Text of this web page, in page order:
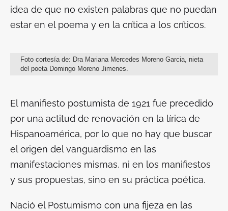
idea de que no existen palabras que no puedan
estar en el poema y en la crítica a los críticos.
Foto cortesía de: Dra Mariana Mercedes Moreno Garcia, nieta
del poeta Domingo Moreno Jimenes.
El manifiesto postumista de 1921 fue precedido
por una actitud de renovación en la lírica de
Hispanoamérica, por lo que no hay que buscar
el origen del vanguardismo en las
manifestaciones mismas, ni en los manifiestos
y sus propuestas, sino en su práctica poética.
Nació el Postumismo con una fijeza en las